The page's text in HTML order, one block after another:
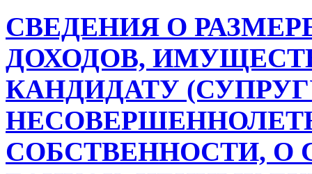
СВЕДЕНИЯ О
ДОХОДОВ,
КАНДИДАТУ
СОБСТВЕННОСТИ, О